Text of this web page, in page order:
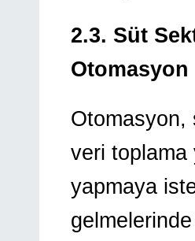
2.3. Süt
Otomasyon
Otomasyon,
veri toplama
yapmaya